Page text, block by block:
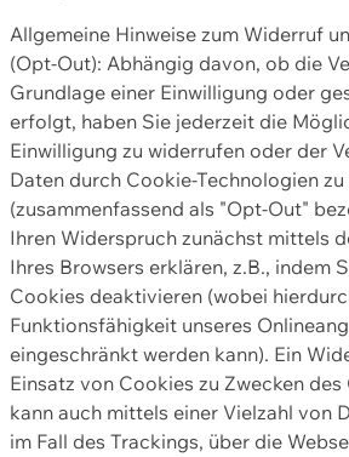
Allgemeine Hinweise zum Widerruf
(Opt-Out): Abhängig davon, ob die
Grundlage einer Einwilligung oder
erfolgt, haben Sie jederzeit die
Einwilligung zu widerrufen oder der
Daten durch Cookie-Technologien
(zusammenfassend als "Opt-Out"
Ihren Widerspruch zunächst mittels
Ihres Browsers erklären, z.B., indem
Cookies deaktivieren (wobei
Funktionsfähigkeit unseres
eingeschränkt werden kann). Ein
Einsatz von Cookies zu Zwecken
kann auch mittels einer Vielzahl von
im Fall des Trackings, über die